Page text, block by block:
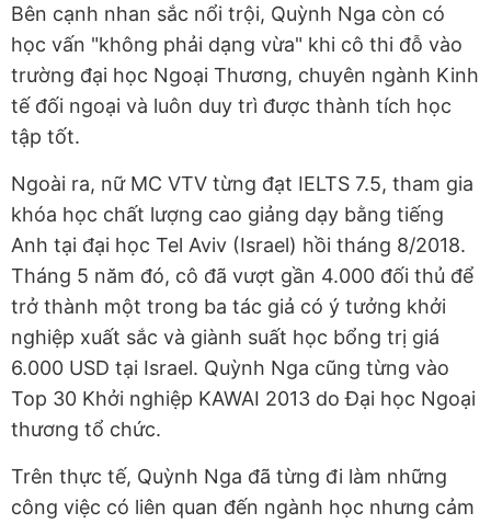
Bên cạnh nhan sắc nổi trội, Quỳnh Nga còn có
học vấn "không phải dạng vừa" khi cô thi đỗ vào
trường đại học Ngoại Thương, chuyên ngành Kinh
tế đối ngoại và luôn duy trì được thành tích học
tập tốt.
Ngoài ra, nữ MC VTV từng đạt IELTS 7.5, tham gia
khóa học chất lượng cao giảng dạy bằng tiếng
Anh tại đại học Tel Aviv (Israel) hồi tháng 8/2018.
Tháng 5 năm đó, cô đã vượt gần 4.000 đối thủ để
trở thành một trong ba tác giả có ý tưởng khởi
nghiệp xuất sắc và giành suất học bổng trị giá
6.000 USD tại Israel. Quỳnh Nga cũng từng vào
Top 30 Khởi nghiệp KAWAI 2013 do Đại học Ngoại
thương tổ chức.
Trên thực tế, Quỳnh Nga đã từng đi làm những
công việc có liên quan đến ngành học nhưng cảm